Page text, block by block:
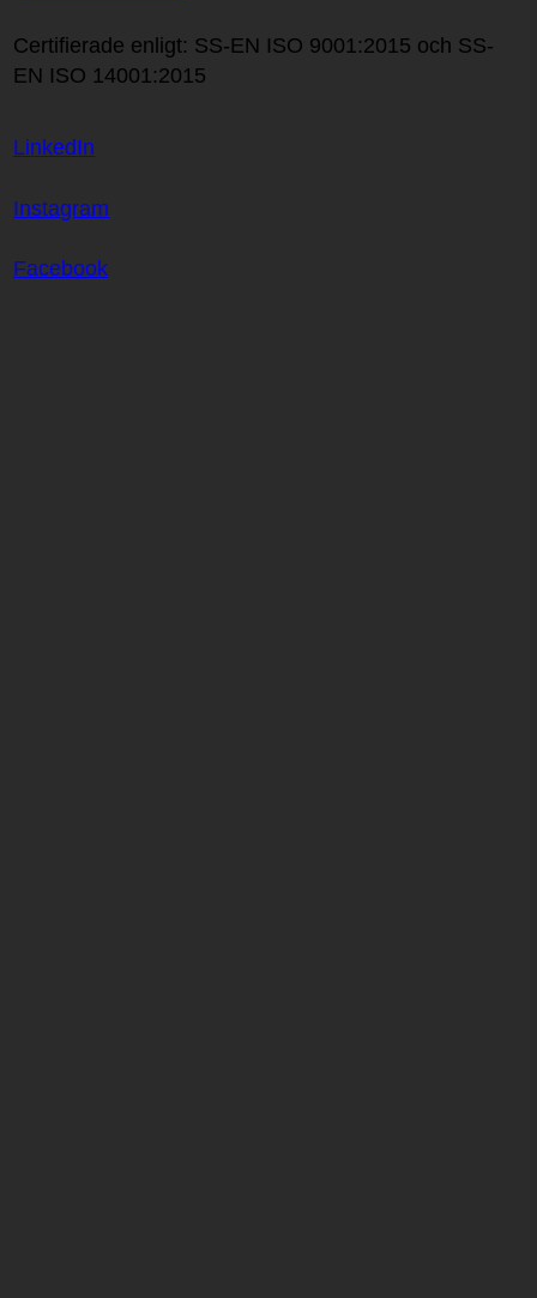
Certifierade enligt: SS-EN ISO 9001:2015 och SS-
EN ISO 14001:2015
LinkedIn
Instagram
Facebook